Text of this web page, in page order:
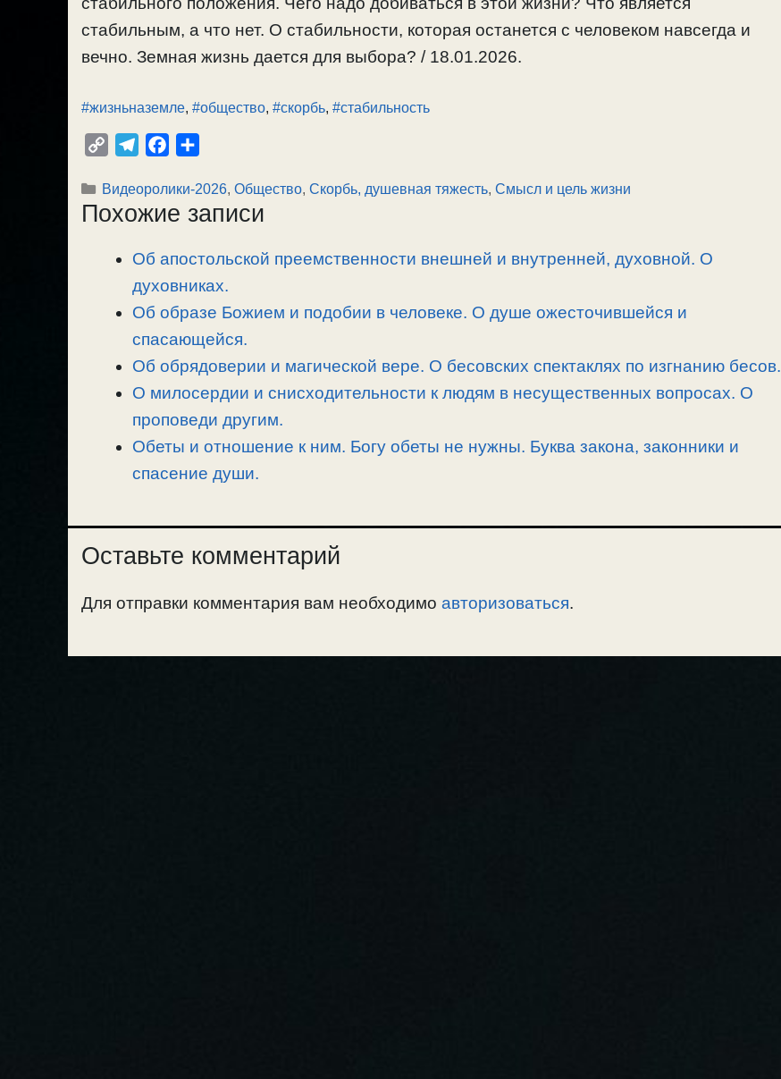
стабильным, а что нет. О стабильности, которая останется с человеком навсегда и
вечно. Земная жизнь дается для выбора? / 18.01.2026.
#жизньназемле, #общество, #скорбь, #стабильность
p
y
l
e
r
a
m
c
e
o
o
k
п
р
в
и
т
Рубрики
Видеоролики-2026, Общество, Скорбь, душевная тяжесть, Смысл и цель жизни
Похожие записи
Об апостольской преемственности внешней и внутренней, духовной. О
духовниках.
Об образе Божием и подобии в человеке. О душе ожесточившейся и
спасающейся.
Об обрядоверии и магической вере. О бесовских спектаклях по изгнанию бесов.
О милосердии и снисходительности к людям в несущественных вопросах. О
проповеди другим.
Обеты и отношение к ним. Богу обеты не нужны. Буква закона, законники и
спасение души.
Оставьте комментарий
Для отправки комментария вам необходимо авторизоваться.